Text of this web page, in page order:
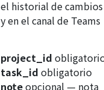
el historial de cambios
y en el canal de Teams
project_id
task_id obligatorio
noteopcional — nota